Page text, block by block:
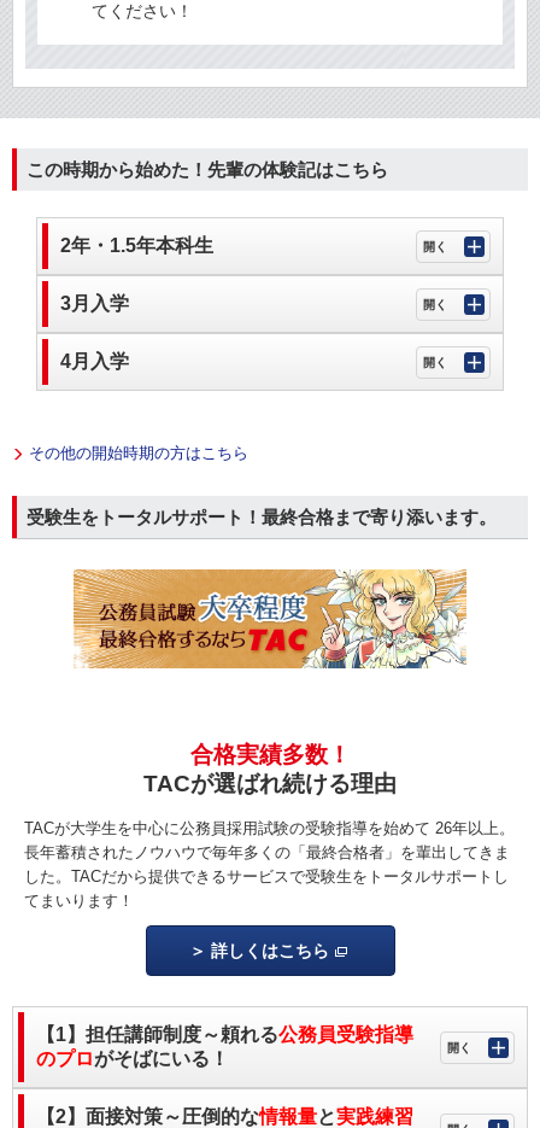
てください！
この時期から始めた！先輩の体験記はこちら
2年・1.5年本科生
3月入学
4月入学
その他の開始時期の方はこちら
受験生をトータルサポート！最終合格まで寄り添います。
合格実績多数！
TACが選ばれ続ける理由
TACが大学生を中心に公務員採用試験の受験指導を始めて 26年以上。
長年蓄積されたノウハウで毎年多くの「最終合格者」を輩出してきま
した。TACだから提供できるサービスで受験生をトータルサポートし
てまいります！
詳しくはこちら
【1】担任講師制度～頼れる公務員受験指導
のプロがそばにいる！
【2】面接対策～圧倒的な情報量と実践練習